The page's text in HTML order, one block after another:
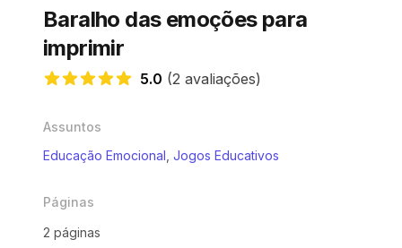
Baralho das emoções para
imprimir
5.0 (2 avaliações)
Assuntos
Educação Emocional Jogos Educativos
Páginas
2 páginas